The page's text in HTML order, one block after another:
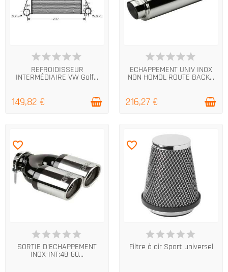
DERNIERS ARTICLES EN STOCK
REFROIDISSEUR
INTERMÉDIAIRE VW Golf...
149,82 €
EN STOCK
ECHAPPEMENT UNIV INOX
NON HOMOL ROUTE BACK...
216,27 €
EN STOCK
favorite_border
SORTIE D'ECHAPPEMENT
INOX-INT:48-60...
EN STOCK
favorite_border
Filtre à air Sport universel